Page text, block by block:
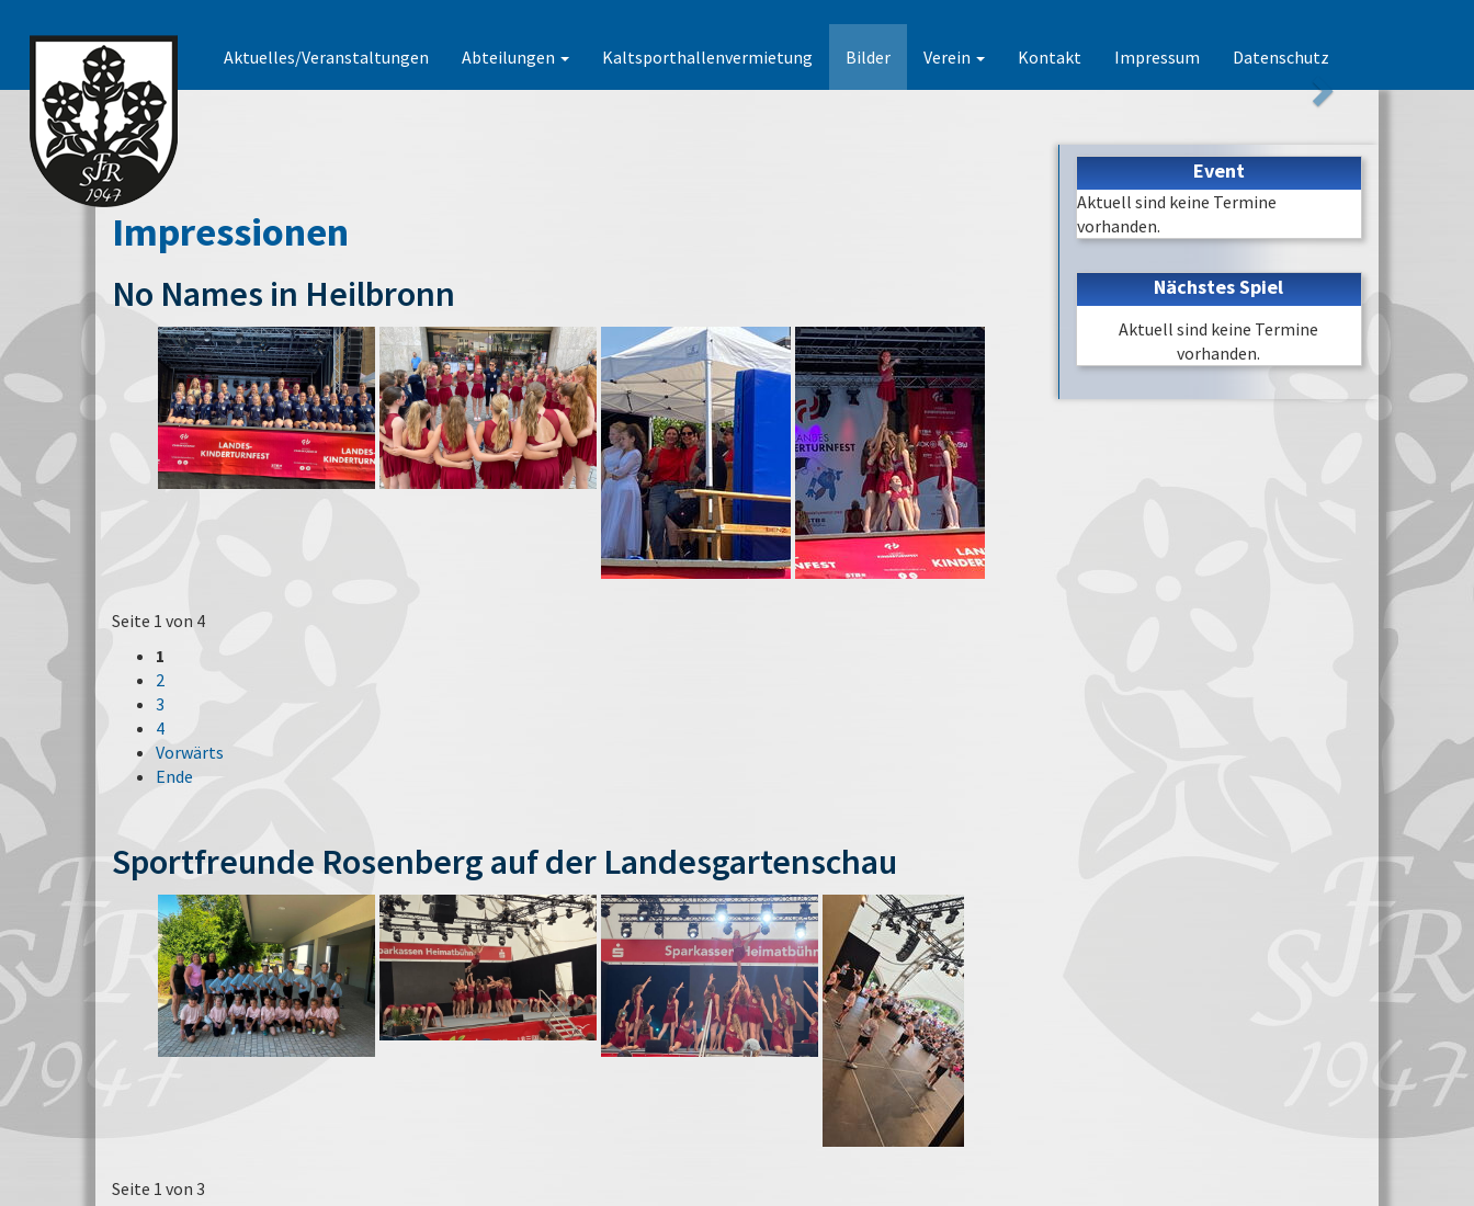
Aktuelles/Veranstaltungen Abteilungen Kaltsporthallenvermietung Bilder Verein Kontakt Impressum Datenschutz
Impressionen
No Names in Heilbronn
Seite 1 von 4
1
2
3
4
Vorwärts
Ende
Sportfreunde Rosenberg auf der Landesgartenschau
Seite 1 von 3
Event
Aktuell sind keine Termine
vorhanden.
Nächstes Spiel
Aktuell sind keine Termine
vorhanden.